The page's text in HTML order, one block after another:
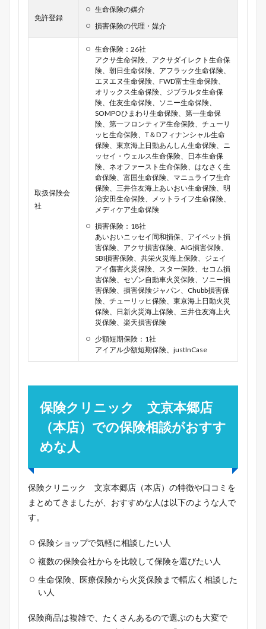
免許登録
生命保険の媒介
損害保険の代理・媒介
取扱保険会
社
生命保険：26社
アクサ生命保険、アクサダイレクト生命保
険、朝日生命保険、アフラック生命保険、
エヌエヌ生命保険、FWD富士生命保険、
オリックス生命保険、ジブラルタ生命保
険、住友生命保険、ソニー生命保険、
SOMPOひまわり生命保険、第一生命保
険、第一フロンティア生命保険、チューリ
ッヒ生命保険、T＆Dフィナンシャル生命
保険、東京海上日動あんしん生命保険、ニ
ッセイ・ウェルス生命保険、日本生命保
険、ネオファースト生命保険、はなさく生
命保険、富国生命保険、マニュライフ生命
保険、三井住友海上あいおい生命保険、明
治安田生命保険、メットライフ生命保険、
メディケア生命保険
損害保険：18社
あいおいニッセイ同和損保、アイペット損
害保険、アクサ損害保険、AIG損害保険、
SBI損害保険、共栄火災海上保険、ジェイ
アイ傷害火災保険、スター保険、セコム損
害保険、セゾン自動車火災保険、ソニー損
害保険、損害保険ジャパン、Chubb損害保
険、チューリッヒ保険、東京海上日動火災
保険、日新火災海上保険、三井住友海上火
災保険、楽天損害保険
少額短期保険：1社
アイアル少額短期保険、justInCase
保険クリニック 文京本郷店
（本店）での保険相談がおすす
めな人
保険クリニック 文京本郷店（本店）の特徴や口コミを
まとめてきましたが、おすすめな人は以下のような人で
す。
保険ショップで気軽に相談したい人
複数の保険会社からを比較して保険を選びたい人
生命保険、医療保険から火災保険まで幅広く相談した
い人
保険商品は複雑で、たくさんあるので選ぶのも大変で